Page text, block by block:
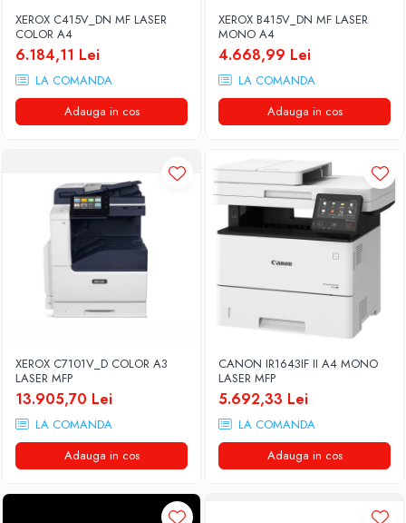
Routere Wireless
Routere
Media convertoare
NAS
Ceasuri inteligente
Telefoane si tablete
Tablete Grafice
Tablete NOI
XEROX C415V_DN MF LASER
COLOR A4
6.184,11 Lei
LA COMANDA
Adauga in cos
XEROX B415V_DN MF LASER
MONO A4
4.668,99 Lei
LA COMANDA
Adauga in cos
XEROX C7101V_D COLOR A3
LASER MFP
13.905,70 Lei
LA COMANDA
Adauga in cos
CANON IR1643IF II A4 MONO
LASER MFP
5.692,33 Lei
LA COMANDA
Adauga in cos